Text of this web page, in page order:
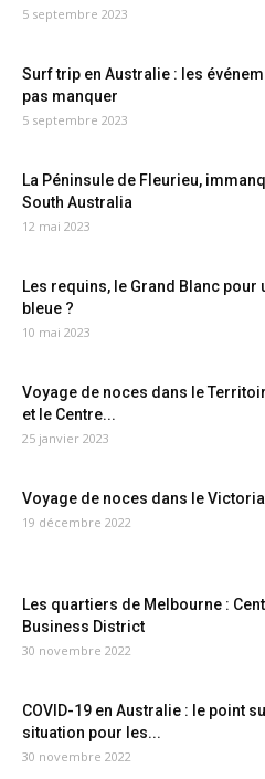
5 septembre 2023
Surf trip en Australie : les
pas manquer
5 septembre 2023
La Péninsule de Fleurieu,
South Australia
12 mai 2023
Les requins, le Grand Blanc pour
bleue ?
10 mai 2023
Voyage de noces dans le
et le Centre...
25 janvier 2023
Voyage de noces dans le Victoria
19 décembre 2022
Les quartiers de Melbourne :
Business District
30 novembre 2022
COVID-19 en Australie : le point
situation pour les...
30 novembre 2022